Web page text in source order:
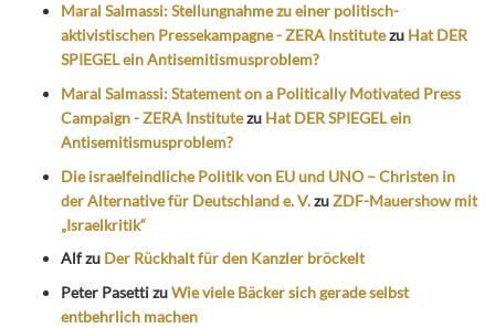
Maral Salmassi: Stellungnahme zu einer politisch-
aktivistischen Pressekampagne - ZERA Institutezu Hat DER
SPIEGEL ein Antisemitismusproblem?
Maral Salmassi: Statement on a Politically Motivated Press
Campaign - ZERA Institutezu Hat DER SPIEGEL ein
Antisemitismusproblem?
Die israelfeindliche Politik von EU und UNO – Christen in
der Alternative für Deutschland e. V.zuZDF-Mauershow mit
„Israelkritik“
Alfzu Der Rückhalt für den Kanzler bröckelt
Peter PasettizuWie viele Bäcker sich gerade selbst
entbehrlich machen